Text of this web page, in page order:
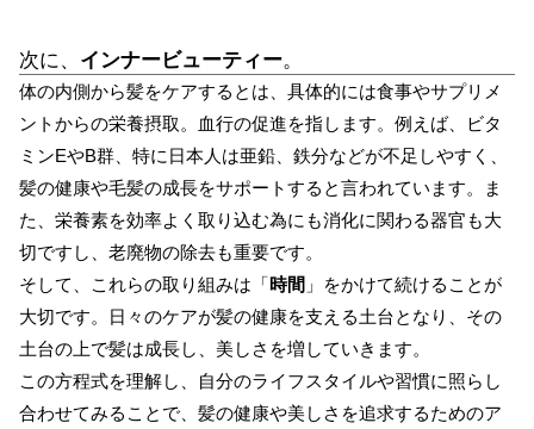
次に、 インナービューティー。
体の内側から髪をケアするとは、具体的には食事やサプリメ
ントからの栄養摂取。血行の促進を指します。例えば、ビタ
ミンEやB群、特に日本人は亜鉛、鉄分などが不足しやすく、
髪の健康や毛髪の成長をサポートすると言われています。ま
た、栄養素を効率よく取り込む為にも消化に関わる器官も大
切ですし、老廃物の除去も重要です。
そして、これらの取り組みは「時間 」をかけて続けることが
大切です。日々のケアが髪の健康を支える土台となり、その
土台の上で髪は成長し、美しさを増していきます。
この方程式を理解し、自分のライフスタイルや習慣に照らし
合わせてみることで、髪の健康や美しさを追求するためのア